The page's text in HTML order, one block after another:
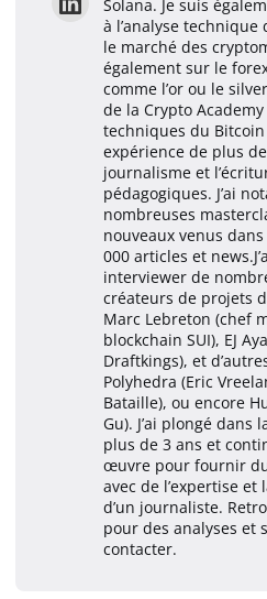
Solana. Je suis
à l’analyse
le marché des
également sur le
comme l’or ou le
de la Crypto
techniques du
expérience de plus
journalisme et
pédagogiques. J’ai
nombreuses
nouveaux venus
000 articles et
interviewer de
créateurs de projets
Marc Lebreton (chef
blockchain SUI), EJ
Draftkings), et
Polyhedra (Eric
Bataille), ou encore
Gu). J’ai plongé
plus de 3 ans et
œuvre pour fournir
avec de l’expertise
d’un journaliste.
pour des analyses et
contacter.